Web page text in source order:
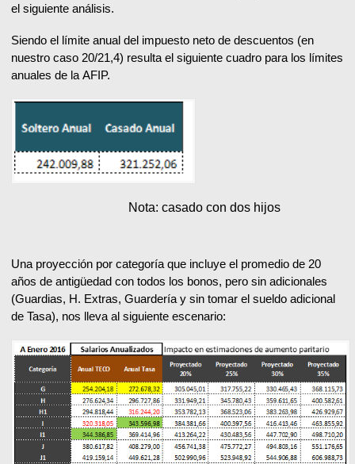
el siguiente análisis.
Siendo el límite anual del impuesto neto de descuentos (en
nuestro caso 20/21,4) resulta el siguiente cuadro para los límites
anuales de la AFIP.
Nota: casado con dos hijos
Una proyección por categoría que incluye el promedio de 20
años de antigüedad con todos los bonos, pero sin adicionales
(Guardias, H. Extras, Guardería y sin tomar el sueldo adicional
de Tasa), nos lleva al siguiente escenario: